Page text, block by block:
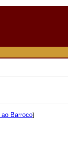
Barroco]